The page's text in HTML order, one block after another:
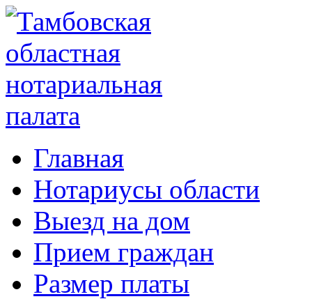
Главная
Нотариусы области
Выезд на дом
Прием граждан
Размер платы